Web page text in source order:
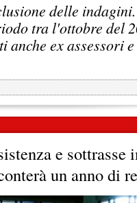
delle
tra l'ottobre del
anche ex assessori
e sottrasse
un anno di